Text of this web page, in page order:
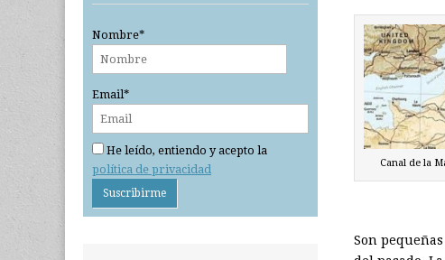
Canal de la
Son
Nombre*
Email*
He leído, entiendo y acepto la
política de privacidad